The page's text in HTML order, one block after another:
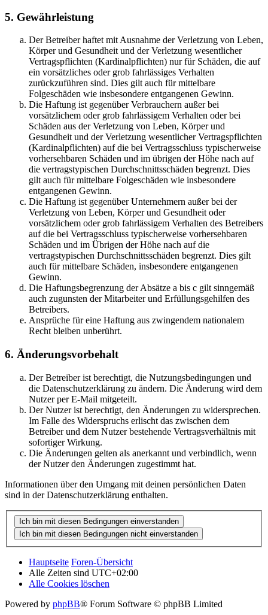
5. Gewährleistung
Der Betreiber haftet mit Ausnahme der Verletzung von Leben,
Körper und Gesundheit und der Verletzung wesentlicher
Vertragspflichten (Kardinalpflichten) nur für Schäden, die auf
ein vorsätzliches oder grob fahrlässiges Verhalten
zurückzuführen sind. Dies gilt auch für mittelbare
Folgeschäden wie insbesondere entgangenen Gewinn.
Die Haftung ist gegenüber Verbrauchern außer bei
vorsätzlichem oder grob fahrlässigem Verhalten oder bei
Schäden aus der Verletzung von Leben, Körper und
Gesundheit und der Verletzung wesentlicher Vertragspflichten
(Kardinalpflichten) auf die bei Vertragsschluss typischerweise
vorhersehbaren Schäden und im übrigen der Höhe nach auf
die vertragstypischen Durchschnittsschäden begrenzt. Dies
gilt auch für mittelbare Folgeschäden wie insbesondere
entgangenen Gewinn.
Die Haftung ist gegenüber Unternehmern außer bei der
Verletzung von Leben, Körper und Gesundheit oder
vorsätzlichem oder grob fahrlässigem Verhalten des Betreibers
auf die bei Vertragsschluss typischerweise vorhersehbaren
Schäden und im Übrigen der Höhe nach auf die
vertragstypischen Durchschnittsschäden begrenzt. Dies gilt
auch für mittelbare Schäden, insbesondere entgangenen
Gewinn.
Die Haftungsbegrenzung der Absätze a bis c gilt sinngemäß
auch zugunsten der Mitarbeiter und Erfüllungsgehilfen des
Betreibers.
Ansprüche für eine Haftung aus zwingendem nationalem
Recht bleiben unberührt.
6. Änderungsvorbehalt
Der Betreiber ist berechtigt, die Nutzungsbedingungen und
die Datenschutzerklärung zu ändern. Die Änderung wird dem
Nutzer per E-Mail mitgeteilt.
Der Nutzer ist berechtigt, den Änderungen zu widersprechen.
Im Falle des Widerspruchs erlischt das zwischen dem
Betreiber und dem Nutzer bestehende Vertragsverhältnis mit
sofortiger Wirkung.
Die Änderungen gelten als anerkannt und verbindlich, wenn
der Nutzer den Änderungen zugestimmt hat.
Informationen über den Umgang mit deinen persönlichen Daten
sind in der Datenschutzerklärung enthalten.
Hauptseite Foren-Übersicht
Alle Zeiten sind UTC+02:00
Alle Cookies löschen
Powered by phpBB® Forum Software © phpBB Limited